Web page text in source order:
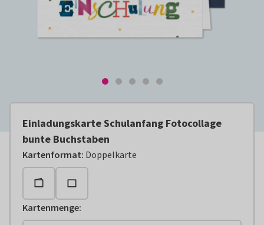
Einladungskarte Schulanfang Fotocollage
bunte Buchstaben
Kartenformat: Doppelkarte
Kartenmenge: